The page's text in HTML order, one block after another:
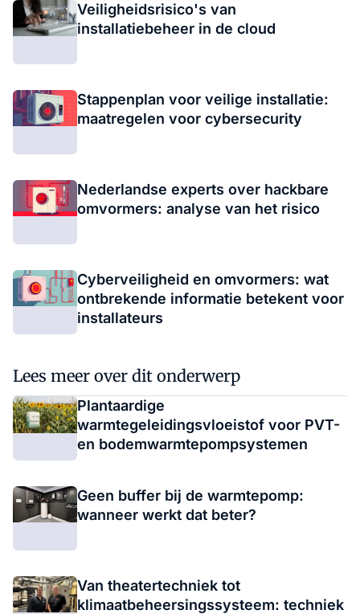
Veiligheidsrisico's van
installatiebeheer in de cloud
Stappenplan voor veilige installatie:
maatregelen voor cybersecurity
Nederlandse experts over hackbare
omvormers: analyse van het risico
Cyberveiligheid en omvormers: wat
ontbrekende informatie betekent voor
installateurs
Lees meer over dit onderwerp
Plantaardige
warmtegeleidingsvloeistof voor PVT-
en bodemwarmtepompsystemen
Geen buffer bij de warmtepomp:
wanneer werkt dat beter?
Van theatertechniek tot
klimaatbeheersingssysteem: techniek